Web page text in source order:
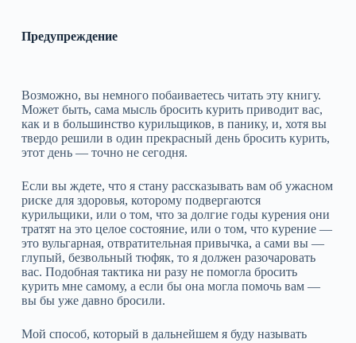
Предупреждение
Возможно, вы немного побаиваетесь читать эту книгу.
Может быть, сама мысль бросить курить приводит вас,
как и в большинство курильщиков, в панику, и, хотя вы
твердо решили в один прекрасный день бросить курить,
этот день — точно не сегодня.
Если вы ждете, что я стану рассказывать вам об ужасном
риске для здоровья, которому подвергаются
курильщики, или о том, что за долгие годы курения они
тратят на это целое состояние, или о том, что курение —
это вульгарная, отвратительная привычка, а сами вы —
глупый, безвольный тюфяк, то я должен разочаровать
вас. Подобная тактика ни разу не помогла бросить
курить мне самому, а если бы она могла помочь вам —
вы бы уже давно бросили.
Мой способ, который в дальнейшем я буду называть